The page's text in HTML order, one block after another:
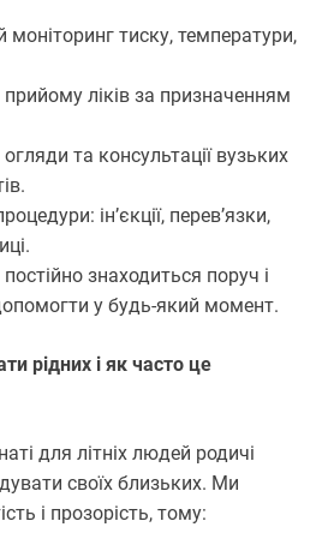
тиску, температури,
ліків за призначенням
огляди та консультації вузьких
ін’єкції, перев’язки,
знаходиться поруч і
у будь-який момент.
рідних і як часто це
для літніх людей родичі
своїх близьких. Ми
і прозорість, тому: